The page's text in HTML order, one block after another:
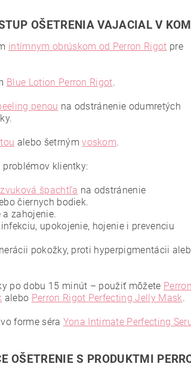
OŠETRENIA VAJACIAL V
intímnym obrúskom od Perron Rigot pre
Blue Lotion Perron Rigot.
penou na odstránenie odumretých
alebo šetrnýmvoskom.
klientky:
špachtľa na odstránenie
čiernych bodiek.
a zahojenie.
upokojenie, hojenie i prevenciu
pokožky, proti hyperpigmentácii
po dobu 15 minút – použiť môžete Perron
alebo Perron Rigot Perfecting Jelly Mask.
forme séra Yona Intimate Perfecting
OŠETRENIE S PRODUKTMI